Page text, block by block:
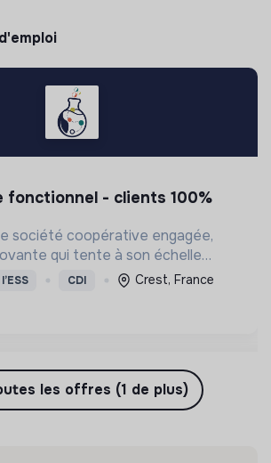
société coopérative engagée,
qui tente à son échelle
bien commun.
CDI Crest, France
les offres (1 de plus)